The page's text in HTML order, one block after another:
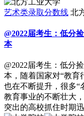
艺术类录取分数线 北
@2022届考生：低分
本
@2022届考生：低分
本，随着国家对“教育
也在不断提升，很多“
教育事业的不断壮大
突出的高校抓住时期